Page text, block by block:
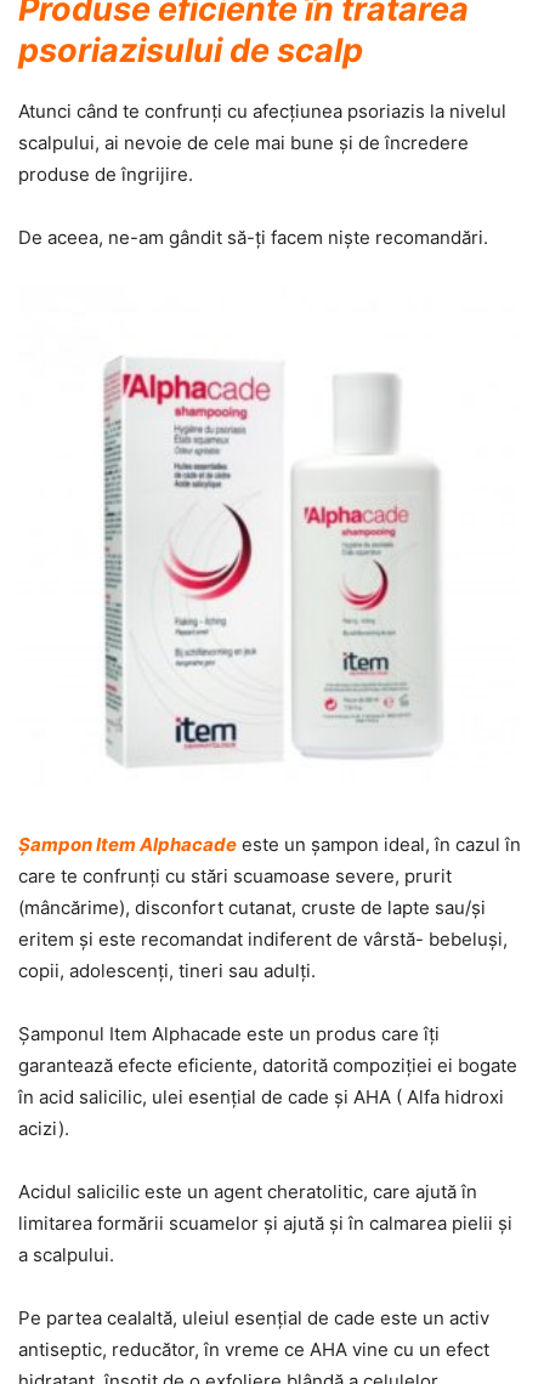
Produse eficiente în tratarea
psoriazisului de scalp
Atunci când te confrunţi cu afecţiunea psoriazis la nivelul
scalpului, ai nevoie de cele mai bune şi de încredere
produse de îngrijire.
De aceea, ne-am gândit să-ţi facem nişte recomandări.
Şampon Item Alphacade este un şampon ideal, în cazul în
care te confrunţi cu stări scuamoase severe, prurit
(mâncărime), disconfort cutanat, cruste de lapte sau/şi
eritem şi este recomandat indiferent de vârstă- bebeluşi,
copii, adolescenţi, tineri sau adulţi.
Şamponul Item Alphacade este un produs care îţi
garantează efecte eficiente, datorită compoziţiei ei bogate
în acid salicilic, ulei esenţial de cade şi AHA ( Alfa hidroxi
acizi).
Acidul salicilic este un agent cheratolitic, care ajută în
limitarea formării scuamelor şi ajută şi în calmarea pielii şi
a scalpului.
Pe partea cealaltă, uleiul esenţial de cade este un activ
antiseptic, reducător, în vreme ce AHA vine cu un efect